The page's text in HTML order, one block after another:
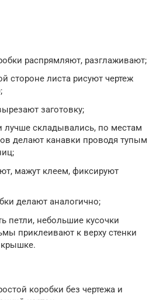
распрямляют, разглаживают;
стороне листа рисуют чертеж
заготовку;
лучше складывались, по местам
делают канавки проводя тупым
мажут клеем, фиксируют
делают аналогично;
петли, небольшие кусочки
приклеивают к верху стенки
коробки без чертежа и